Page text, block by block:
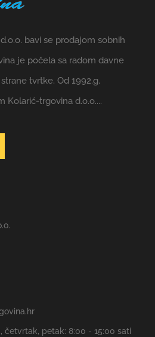
bavi se prodajom sobnih
je počela sa radom davne
tvrtke. Od 1992.g.
Kolarić-trgovina d.o.o....
četvrtak, petak: 8:00 - 15:00 sati